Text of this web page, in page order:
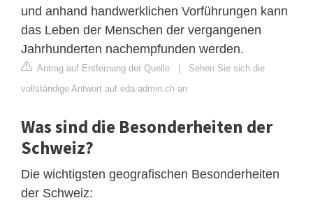
und anhand handwerklichen Vorführungen kann
das Leben der Menschen der vergangenen
Jahrhunderten nachempfunden werden.
Antrag auf Entfernung der Quelle | Sehen Sie sich die
vollständige Antwort auf eda.admin.ch an
Was sind die Besonderheiten der
Schweiz?
Die wichtigsten geografischen Besonderheiten
der Schweiz: